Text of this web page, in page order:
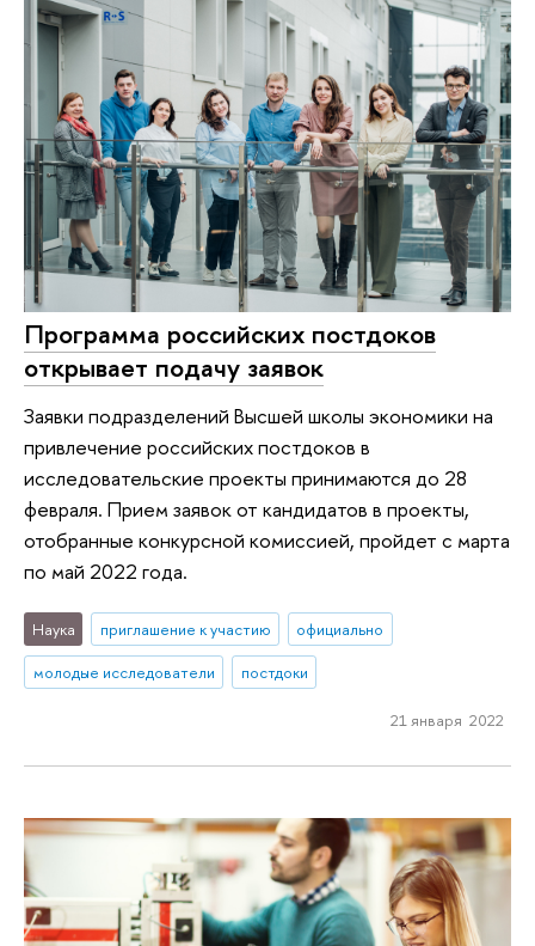
Программа российских постдоков
открывает подачу заявок
Заявки подразделений Высшей школы экономики на
привлечение российских постдоков в
исследовательские проекты принимаются до 28
февраля. Прием заявок от кандидатов в проекты,
отобранные конкурсной комиссией, пройдет с марта
по май 2022 года.
Наука приглашение к участию
официально
молодые исследователи
постдоки
21 января 2022